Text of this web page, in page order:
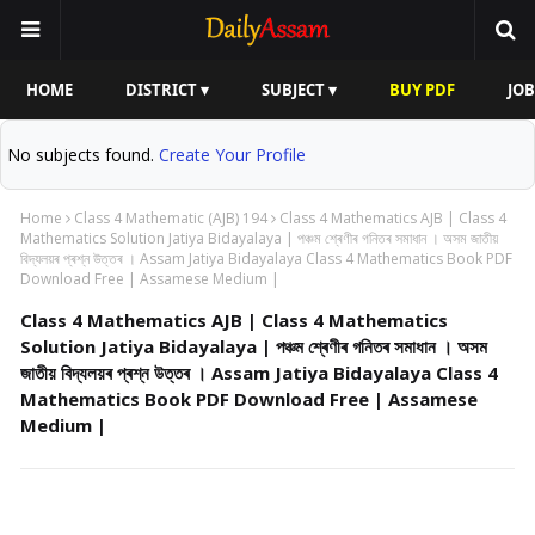
HOME DISTRICT ▾ SUBJECT ▾ BUY PDF
No subjects found. Create Your Profile
Home Class 4 Mathematic (AJB) 194
Class 4 Mathematics AJB | Class 4
Mathematics Solution Jatiya Bidayalaya | পঞ্চম শ্ৰেণীৰ গনিতৰ সমাধান । অসম জাতীয়
বিদ্যলয়ৰ প্ৰশ্ন উত্তৰ । Assam Jatiya Bidayalaya Class 4 Mathematics Book PDF
Download Free | Assamese Medium |
Class 4 Mathematics AJB | Class 4 Mathematics
Solution Jatiya Bidayalaya | পঞ্চম শ্ৰেণীৰ গনিতৰ সমাধান । অসম
জাতীয় বিদ্যলয়ৰ প্ৰশ্ন উত্তৰ । Assam Jatiya Bidayalaya Class 4
Mathematics Book PDF Download Free | Assamese
Medium |